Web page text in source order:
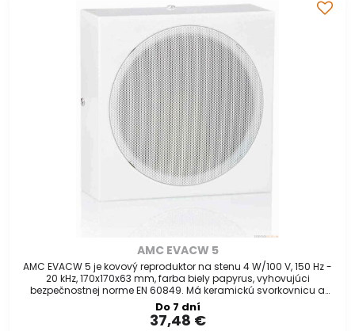
AMC EVACW 5
AMC EVACW 5 je kovový reproduktor na stenu 4 W/100 V, 150 Hz -
20 kHz, 170x170x63 mm, farba biely papyrus, vyhovujúci
bezpečnostnej norme EN 60849. Má keramickú svorkovnicu a
tepelnú poistku. Je
Do 7 dní
37,48 €